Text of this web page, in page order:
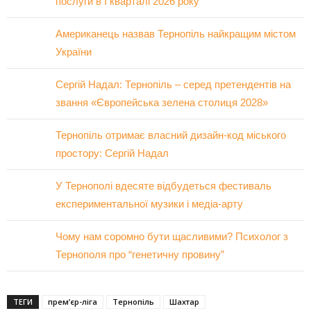
Американець назвав Тернопіль найкращим містом
України
Сергій Надал: Тернопіль – серед претендентів на
звання «Європейська зелена столиця 2028»
Тернопіль отримає власний дизайн-код міського
простору: Сергій Надал
У Тернополі вдесяте відбудеться фестиваль
експериментальної музики і медіа-арту
Чому нам соромно бути щасливими? Психолог з
Тернополя про “генетичну провину”
ТЕГИ прем’єр-ліга Тернопіль Шахтар